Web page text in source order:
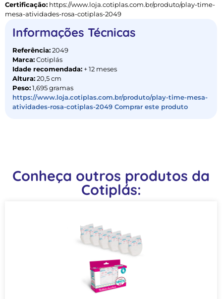
Certificação: https://www.loja.cotiplas.com.br/produto/play-time-
mesa-atividades-rosa-cotiplas-2049
Informações Técnicas
Referência: 2049
Marca: Cotiplás
Idade recomendada: + 12 meses
Altura: 20,5 cm
Peso: 1,695 gramas
https://www.loja.cotiplas.com.br/produto/play-time-mesa-
atividades-rosa-cotiplas-2049 Comprar este produto
Conheça outros produtos da
Cotiplás: